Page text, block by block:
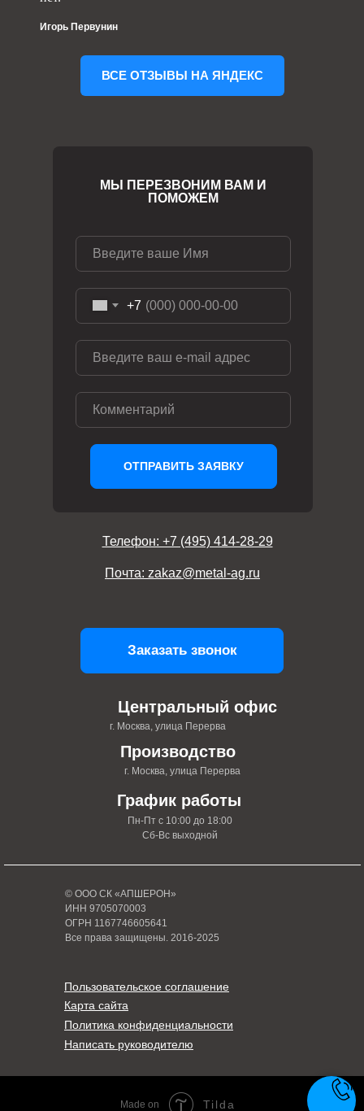
Игорь Первунин
ВСЕ ОТЗЫВЫ НА ЯНДЕКС
© ООО СК «АПШЕРОН»
ИНН 9705070003
ОГРН 1167746605641
Все права защищены. 2016-2025
Написать руководителю
Политика конфиденциальности
Карта сайта
Пользовательское соглашение
+7
ОТПРАВИТЬ ЗАЯВКУ
МЫ ПЕРЕЗВОНИМ ВАМ И
ПОМОЖЕМ
Центральный офис
г. Москва, улица Перерва
График работы
Пн-Пт с 10:00 до 18:00
Сб-Вс выходной
Производство
г. Москва, улица Перерва
Телефон: +7 (495) 414-28-29
Почта: zakaz@metal-ag.ru
Заказать звонок
Made on Tilda